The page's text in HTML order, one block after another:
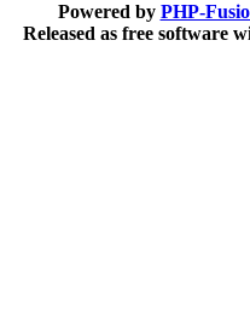
Powered by PHP-
Released as free software